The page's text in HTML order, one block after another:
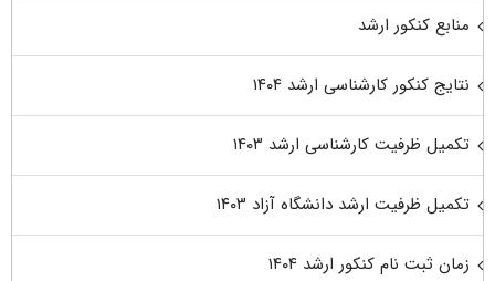
منابع کنکور ارشد
نتایج کنکور کارشناسی ارشد ۱۴۰۴
تکمیل ظرفیت کارشناسی ارشد ۱۴۰۳
تکمیل ظرفیت ارشد دانشگاه آزاد ۱۴۰۳
زمان ثبت نام کنکور ارشد ۱۴۰۴